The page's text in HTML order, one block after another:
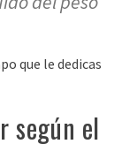
según el